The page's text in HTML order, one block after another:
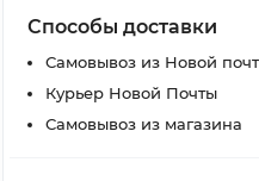
Способы доставки
Самовывоз из Новой
Курьер Новой Почты
Самовывоз из магазина